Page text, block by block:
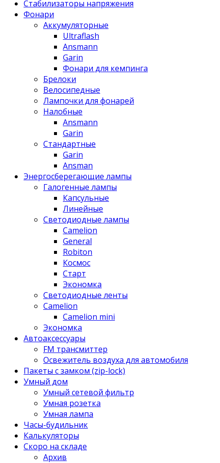
Стабилизаторы напряжения
Фонари
Аккумуляторные
Ultraflash
Ansmann
Garin
Фонари для кемпинга
Брелоки
Велосипедные
Лампочки для фонарей
Налобные
Ansmann
Garin
Стандартные
Garin
Ansman
Энергосберегающие лампы
Галогенные лампы
Капсульные
Линейные
Светодиодные лампы
Camelion
General
Robiton
Космос
Старт
Экономка
Светодиодные ленты
Camelion
Camelion mini
Экономка
Автоаксессуары
FM трансмиттер
Освежитель воздуха для автомобиля
Пакеты с замком (zip-lock)
Умный дом
Умный сетевой фильтр
Умная розетка
Умная лампа
Часы-будильник
Калькуляторы
Скоро на складе
Архив